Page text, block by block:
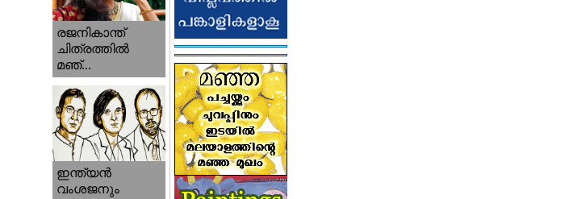
രജനികാന്ത്
ചിത്രത്തിൽ
മഞ്...
ഇന്ത്യൻ
വംശജനും